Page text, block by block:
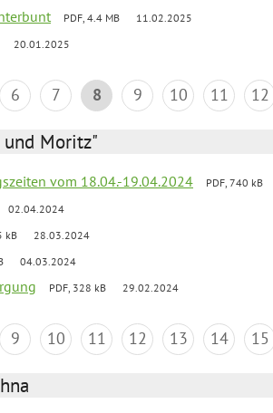
PDF, 4.4 MB 11.02.2025
20.01.2025
6 7 8 9 10 11 12
Moritz"
vom 18.04.-19.04.2024 PDF, 740 kB
02.04.2024
kB 28.03.2024
04.03.2024
PDF, 328 kB 29.02.2024
9 10 11 12 13 14 15